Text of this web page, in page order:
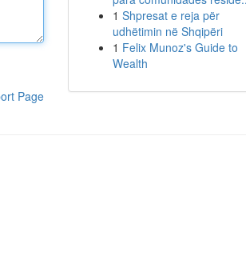
Page
1 Shpresat e reja për
udhëtimin në Shqipëri
1 Felix Munoz's Guide to
Wealth